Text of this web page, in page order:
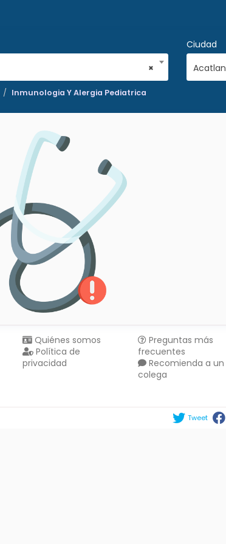
×
Ciudad
Acatlan
Inmunologia Y Alergia Pediatrica
Quiénes somos
Política de
privacidad
Preguntas más
frecuentes
Recomienda a un
colega
Tweet